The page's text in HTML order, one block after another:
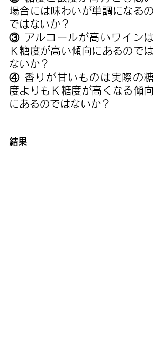
場合には味わいが単調になるの
ではないか？
③ アルコールが高いワインは
Ｋ糖度が高い傾向にあるのでは
ないか？
④ 香りが甘いものは実際の糖
度よりもＫ糖度が高くなる傾向
にあるのではないか？
結果